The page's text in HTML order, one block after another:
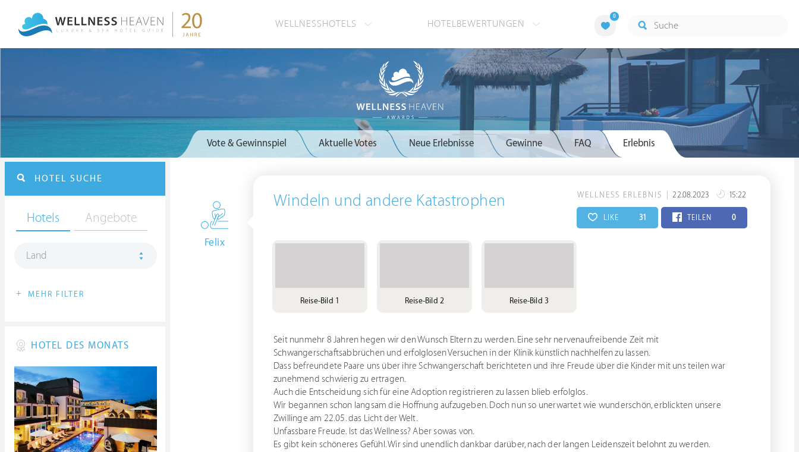
WELLNESSHOTELS HOTELBEWERTUNGEN
0
Vote & Gewinnspiel Aktuelle Votes Neue Erlebnisse Gewinne FAQ Erlebnis
Felix
WELLNESS ERLEBNIS 22.08.2023 15:22
LIKE 31 TEILEN 0
Windeln und andere Katastrophen
Reise-Bild 1 Reise-Bild 2 Reise-Bild 3
Seit nunmehr 8 Jahren hegen wir den Wunsch Eltern zu werden. Eine sehr nervenaufreibende Zeit mit
Schwangerschaftsabbrüchen und erfolglosen Versuchen in der Klinik künstlich nachhelfen zu lassen.
Dass befreundete Paare uns über ihre Schwangerschaft berichteten und ihre Freude über die Kinder mit uns teilen war
zunehmend schwierig zu ertragen.
Auch die Entscheidung sich für eine Adoption registrieren zu lassen blieb erfolglos.
Wir begannen schon langsam die Hoffnung aufzugeben. Doch nun so unerwartet wie wunderschön, erblickten unsere
Zwillinge am 22.05. das Licht der Welt.
Unfassbare Freude. Ist das Wellness? Aber sowas von.
Es gibt kein schöneres Gefühl. Wir sind unendlich dankbar darüber, nach der langen Leidenszeit belohnt zu werden.
HOTEL SUCHE
Hotels Angebote
Land
+ MEHR FILTER
HOTEL DES MONATS